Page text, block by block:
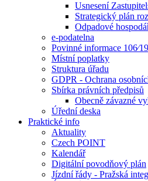
Usnesení
Strategický plán
Odpadové
e-podatelna
Povinné informace
Místní poplatky
Struktura úřadu
GDPR - Ochrana
Sbírka právních předpisů
Obecně závazné
Úřední deska
Praktické info
Aktuality
Czech POINT
Kalendář
Digitální povodňový plán
Jízdní řády - Pražská